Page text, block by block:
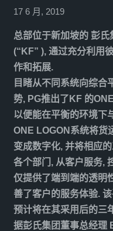
17 6 月, 2019
总部位于新加坡的 彭
(“KF” ), 通过充分利用
作和拓展.
目睹从不同系统向综合
势, PG推出了KF 的
以便能在平衡的环境下
ONE LOGON系统将货
变成数字化, 并将相应
各个部门, 从客户服务,
仅提供了端到端的透明
善了客户的服务体验.
预计将在其采用后的三
据彭氏集团董事总经理